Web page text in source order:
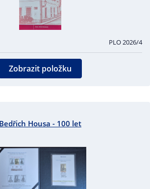
PLO 2026/4
Zobrazit položku
Bedřich Housa - 100 let